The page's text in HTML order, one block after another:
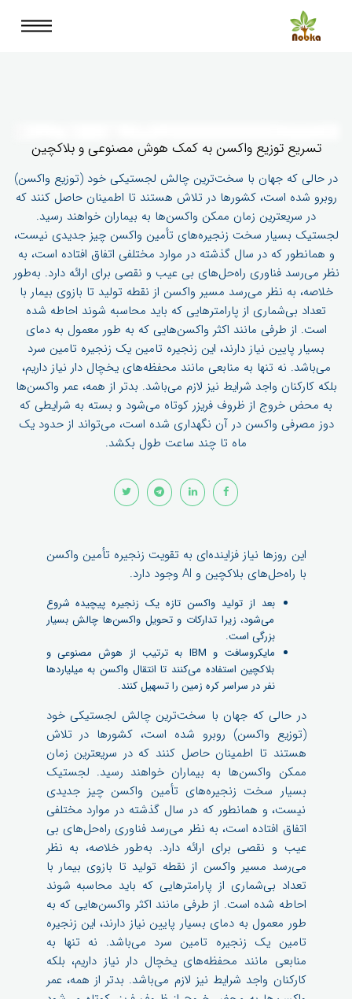
تسریع توزیع واکسن به کمک هوش مصنوعی و بلاکچین
در حالی که جهان با سخت‌ترین چالش لجستیکی خود (توزیع واکسن)
روبرو شده است، کشورها در تلاش هستند تا اطمینان حاصل کنند که
در سریعترین زمان ممکن واکسن‌ها به بیماران خواهند رسید.
لجستیک بسیار سخت زنجیره‌های تأمین واکسن چیز جدیدی نیست،
و همانطور که در سال گذشته در موارد مختلفی اتفاق افتاده است، به
نظر می‌رسد فناوری راه‌حل‌های بی عیب و نقصی برای ارائه دارد. به‌طور
خلاصه، به نظر می‌رسد مسیر واکسن از نقطه تولید تا بازوی بیمار با
تعداد بی‌شماری از پارامترهایی که باید محاسبه شوند احاطه شده
است. از طرفی مانند اکثر واکسن‌هایی که به طور معمول به دمای
بسیار پایین نیاز دارند، این زنجیره تامین یک زنجیره تامین سرد
می‌باشد. نه تنها به منابعی مانند محفظه‌های یخچال دار نیاز داریم،
بلکه کارکنان واجد شرایط نیز لازم می‌باشد. بدتر از همه، عمر واکسن‌ها
به محض خروج از ظروف فریزر کوتاه می‌شود و بسته به شرایطی که
دوز مصرفی واکسن در آن نگهداری شده است، می‌تواند از حدود یک
ماه تا چند ساعت طول بکشد.
این روزها نیاز فزاینده‌ای به تقویت زنجیره تأمین واکسن
با راه‌حل‌های بلاکچین و AI وجود دارد.
بعد از تولید واکسن تازه یک زنجیره پیچیده شروع
می‌شود، زیرا تدارکات و تحویل واکسن‌ها چالش بسیار
بزرگی است.
مایکروسافت
و IBM به ترتیب از هوش مصنوعی و
بلاکچین استفاده می‌کنند تا انتقال واکسن به میلیاردها
نفر در سراسر کره زمین را تسهیل کنند.
در حالی که جهان با سخت‌ترین چالش لجستیکی خود
(توزیع واکسن) روبرو شده است، کشورها در تلاش
هستند تا اطمینان حاصل کنند که در سریعترین زمان
ممکن واکسن‌ها به بیماران خواهند رسید. لجستیک
بسیار سخت زنجیره‌های تأمین واکسن چیز جدیدی
نیست، و همانطور که در سال گذشته در موارد مختلفی
اتفاق افتاده است، به نظر می‌رسد فناوری راه‌حل‌های بی
عیب و نقصی برای ارائه دارد. به‌طور خلاصه، به نظر
می‌رسد مسیر واکسن از نقطه تولید تا بازوی بیمار با
تعداد بی‌شماری از پارامترهایی که باید محاسبه شوند
احاطه شده است. از طرفی مانند اکثر واکسن‌هایی که به
طور معمول به دمای بسیار پایین نیاز دارند، این زنجیره
تامین یک زنجیره تامین سرد می‌باشد. نه تنها به
منابعی مانند محفظه‌های یخچال دار نیاز داریم، بلکه
کارکنان واجد شرایط نیز لازم می‌باشد. بدتر از همه، عمر